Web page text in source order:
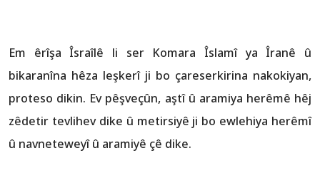
Em êrîşa Îsraîlê li ser Komara Îslamî ya Îranê û
bikaranîna hêza leşkerî ji bo çareserkirina nakokiyan,
proteso dikin. Ev pêşveçûn, aştî û aramiya herêmê hêj
zêdetir tevlihev dike û metirsiyê ji bo ewlehiya herêmî
û navneteweyî û aramiyê çê dike.